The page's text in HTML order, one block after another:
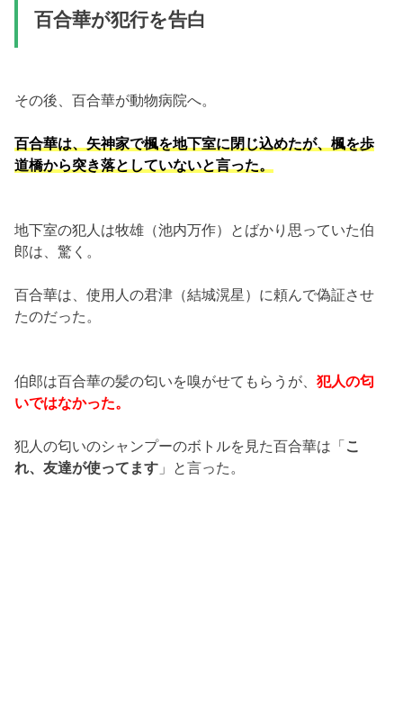
百合華が犯行を告白
その後、百合華が動物病院へ。
百合華は、矢神家で楓を地下室に閉じ込めたが、楓を歩
道橋から突き落としていないと言った。
地下室の犯人は牧雄（池内万作）とばかり思っていた伯
郎は、驚く。
百合華は、使用人の君津（結城滉星）に頼んで偽証させ
たのだった。
伯郎は百合華の髪の匂いを嗅がせてもらうが、犯人の匂
いではなかった。
犯人の匂いのシャンプーのボトルを見た百合華は「こ
れ、友達が使ってます 」と言った。